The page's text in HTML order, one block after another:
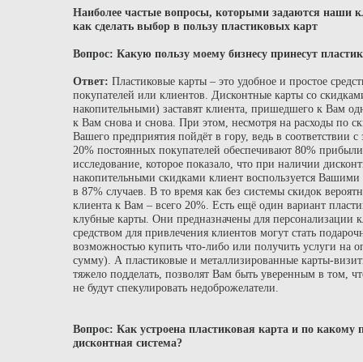
Наиболее частые вопросы, которыми задаются наши
как сделать выбор в пользу пластиковых карт
Вопрос: Какую пользу моему бизнесу принесут
Ответ: Пластиковые карты – это удобное и простое
покупателей или клиентов. Дисконтные карты со
накопительными) заставят клиента, пришедшего к Вам
к Вам снова и снова. При этом, несмотря на расходы по
Вашего предприятия пойдёт в гору, ведь в соответствии
20% постоянных покупателей обеспечивают 80%
исследование, которое показало, что при наличии
накопительными скидками клиент воспользуется Вашими
в 87% случаев. В то время как без системы скидок
клиента к Вам – всего 20%. Есть ещё один вариант
клубные карты. Они предназначены для персонализации
средством для привлечения клиентов могут стать
возможностью купить что-либо или получить услуги на
сумму). А пластиковые и металлизированные карты-
тяжело подделать, позволят Вам быть уверенным в том,
не будут спекулировать недоброжелатели.
Вопрос: Как устроена пластиковая карта и по какому
дисконтная система?